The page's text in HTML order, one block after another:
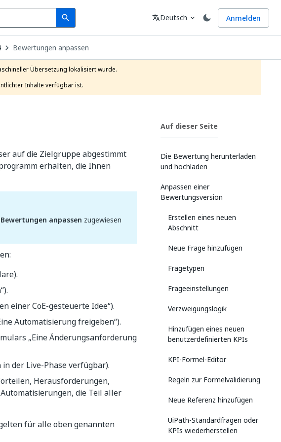
search
Search Sprache
translateDeutsch expand_more Anmelden
Bewertungen anpassen
Übersetzung lokalisiert wurde.
Inhalte verfügbar ist.
auf die Zielgruppe abgestimmt
erhalten, die Ihnen
Bewertungen anpassen zugewiesen
einer CoE-gesteuerte Idee“).
Automatisierung freigeben“).
„Eine Änderungsanforderung
der Live-Phase verfügbar).
Herausforderungen,
die Teil aller
für alle oben genannten
Auf dieser Seite
Die Bewertung herunterladen
und hochladen
Anpassen einer
Bewertungsversion
Erstellen eines neuen
Abschnitt
Neue Frage hinzufügen
Fragetypen
Frageeinstellungen
Verzweigungslogik
Hinzufügen eines neuen
benutzerdefinierten KPIs
KPI-Formel-Editor
Regeln zur Formelvalidierung
Neue Referenz hinzufügen
UiPath-Standardfragen oder
KPIs wiederherstellen